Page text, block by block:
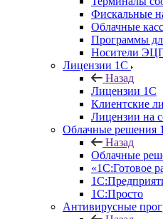
Фискальные
Облачные
Программы
Носители
Лицензии 1С
Назад
Лицензии 1С
Клиентские
Лицензии на
Облачные решения
Назад
Облачные
«1C:Готовое
1С:Просто
Антивирусные